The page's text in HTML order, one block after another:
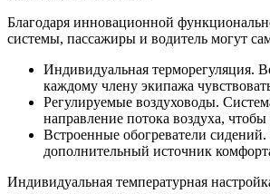
Благодаря инновационной
системы, пассажиры и водитель могут
Индивидуальная терморегуляция.
каждому члену экипажа
Регулируемые воздуховоды.
направление потока воздуха,
Встроенные обогреватели
дополнительный источник
Индивидуальная температурная